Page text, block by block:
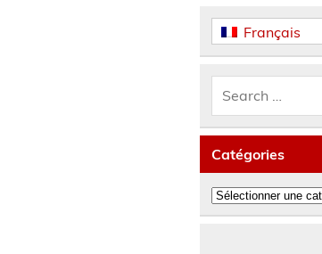
Français
Catégories
Catégories